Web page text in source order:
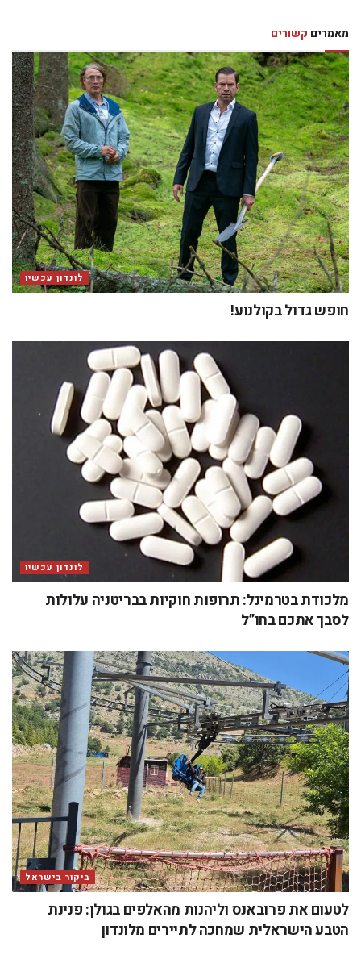
מאמרים קשורים
לונדון עכשיו
חופש גדול בקולנוע!
לונדון עכשיו
מלכודת בטרמינל: תרופות חוקיות בבריטניה עלולות
לסבך אתכם בחו”ל
ביקור בישראל
לטעום את פרובאנס וליהנות מהאלפים בגולן: פנינת
הטבע הישראלית שמחכה לתיירים מלונדון